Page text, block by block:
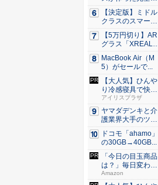
光100...
【決定版】ミドル
クラスのスマート
フォンの...
【5万円切り】AR
グラス「XREAL
x...
MacBook Air（M
5）がセールで...
【大人気】ひんや
り冷感寝具で快適
な睡眠を...
アイリスプラザ
ヤマダデンキと介
護業界大手のツク
イが協業...
ドコモ「ahamo」
の30GB→40GB...
「今日の目玉商品
は？」毎日変わる
Amaz...
Amazon